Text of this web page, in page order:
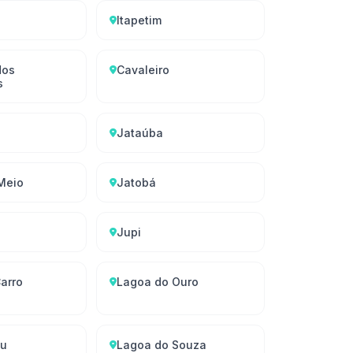
Itapetim
Cavaleiro
Jataúba
Jatobá
Jupi
Lagoa do Ouro
Lagoa do Souza